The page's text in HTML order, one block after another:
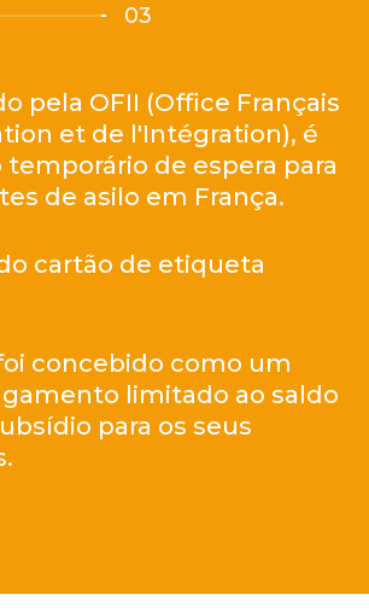
03
pela OFII (Office Français
et de l'Intégration), é
de espera para
de asilo em França.
concebido como um
limitado ao saldo
para os seus